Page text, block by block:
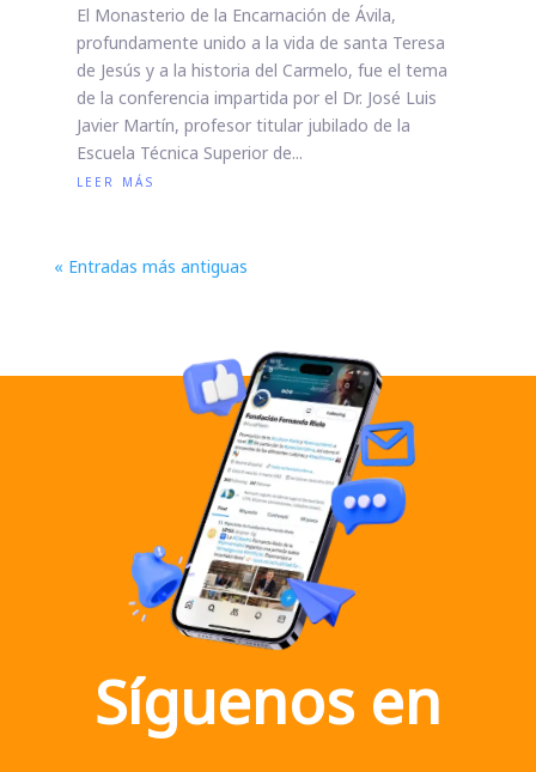
El Monasterio de la Encarnación de Ávila,
profundamente unido a la vida de santa Teresa
de Jesús y a la historia del Carmelo, fue el tema
de la conferencia impartida por el Dr. José Luis
Javier Martín, profesor titular jubilado de la
Escuela Técnica Superior de...
leer más
« Entradas más antiguas
Síguenos en